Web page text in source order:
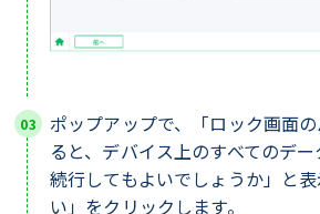
ポップアップで、「ロック画面
ると、デバイス上のすべてのデー
続行してもよいでしょうか」と
い」をクリックします。